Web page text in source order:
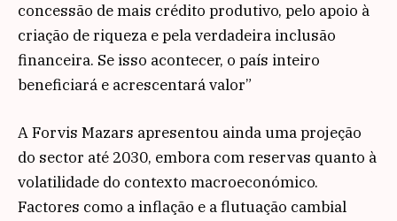
concessão de mais crédito produtivo, pelo apoio à
criação de riqueza e pela verdadeira inclusão
financeira. Se isso acontecer, o país inteiro
beneficiará e acrescentará valor”
A Forvis Mazars apresentou ainda uma projeção
do sector até 2030, embora com reservas quanto à
volatilidade do contexto macroeconómico.
Factores como a inflação e a flutuação cambial